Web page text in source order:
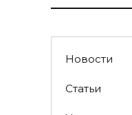
Новости
Статьи